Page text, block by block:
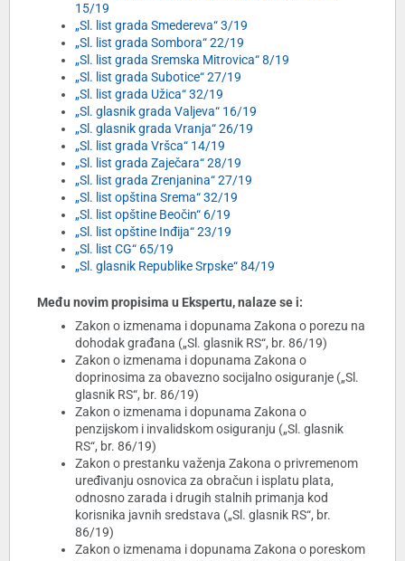
15/19
„Sl. list grada Smedereva“ 3/19
„Sl. list grada Sombora“ 22/19
„Sl. list grada Sremska Mitrovica“ 8/19
„Sl. list grada Subotice“ 27/19
„Sl. list grada Užica“ 32/19
„Sl. glasnik grada Valjeva“ 16/19
„Sl. glasnik grada Vranja“ 26/19
„Sl. list grada Vršca“ 14/19
„Sl. list grada Zaječara“ 28/19
„Sl. list grada Zrenjanina“ 27/19
„Sl. list opština Srema“ 32/19
„Sl. list opštine Beočin“ 6/19
„Sl. list opštine Inđija“ 23/19
„Sl. list CG“ 65/19
„Sl. glasnik Republike Srpske“ 84/19
Među novim propisima u Ekspertu, nalaze se i:
Zakon o izmenama i dopunama Zakona o porezu na
dohodak građana („Sl. glasnik RS“, br. 86/19)
Zakon o izmenama i dopunama Zakona o
doprinosima za obavezno socijalno osiguranje („Sl.
glasnik RS“, br. 86/19)
Zakon o izmenama i dopunama Zakona o
penzijskom i invalidskom osiguranju („Sl. glasnik
RS“, br. 86/19)
Zakon o prestanku važenja Zakona o privremenom
uređivanju osnovica za obračun i isplatu plata,
odnosno zarada i drugih stalnih primanja kod
korisnika javnih sredstava („Sl. glasnik RS“, br.
86/19)
Zakon o izmenama i dopunama Zakona o poreskom